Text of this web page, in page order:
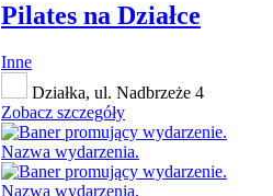
Pilates na Działce
Inne
Działka, ul. Nadbrzeże 4
Zobacz szczegóły